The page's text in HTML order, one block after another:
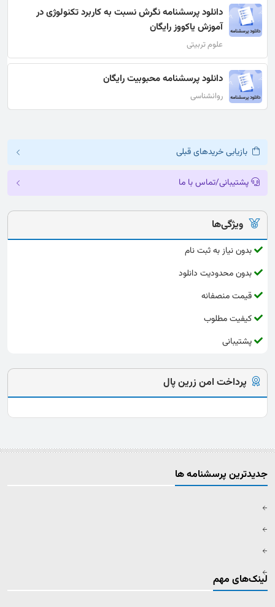
دانلود پرسشنامه نگرش نسبت به کاربرد تکنولوژی در
آموزش یاکووز رایگان
علوم تربیتی
دانلود پرسشنامه محبوبیت رایگان
روانشناسی
بازیابی خریدهای قبلی
پشتیبانی/تماس با ما
ویژگی‌ها
بدون نیاز به ثبت نام
بدون محدودیت دانلود
قیمت منصفانه
کیفیت مطلوب
پشتیبانی
پرداخت امن زرین پال
جدیدترین پرسشنامه ها
لینک‌های مهم